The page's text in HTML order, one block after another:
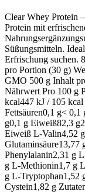
Clear Whey Protein
Protein mit
Süßungsmitteln.
Erfrischung suchen.
pro Portion (30 g)
GMO 500 g Inhalt
Nährwert Pro 100 g
kcal447 kJ / 105
Fettsäuren0,1 g<
g0,1 g Eiweiß82,3
Eiweiß L-Valin4,52
Phenylalanin2,31 g
g L-Methionin1,7 g
g L-Tryptophan1,52
Cystein1,82 g